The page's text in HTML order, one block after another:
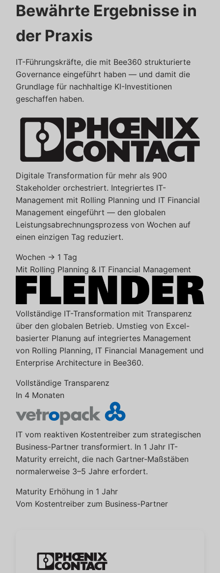
Bewährte Ergebnisse in
der Praxis
IT-Führungskräfte, die mit Bee360 strukturierte
Governance eingeführt haben — und damit die
Grundlage für nachhaltige KI-Investitionen
geschaffen haben.
Digitale Transformation für mehr als 900
Stakeholder orchestriert. Integriertes IT-
Management mit Rolling Planning und IT Financial
Management eingeführt — den globalen
Leistungsabrechnungsprozess von Wochen auf
einen einzigen Tag reduziert.
Wochen → 1 Tag
Mit Rolling Planning & IT Financial Management
Vollständige IT-Transformation mit Transparenz
über den globalen Betrieb. Umstieg von Excel-
basierter Planung auf integriertes Management
von Rolling Planning, IT Financial Management und
Enterprise Architecture in Bee360.
Vollständige Transparenz
In 4 Monaten
IT vom reaktiven Kostentreiber zum strategischen
Business-Partner transformiert. In 1 Jahr IT-
Maturity erreicht, die nach Gartner-Maßstäben
normalerweise 3–5 Jahre erfordert.
Maturity Erhöhung in 1 Jahr
Vom Kostentreiber zum Business-Partner